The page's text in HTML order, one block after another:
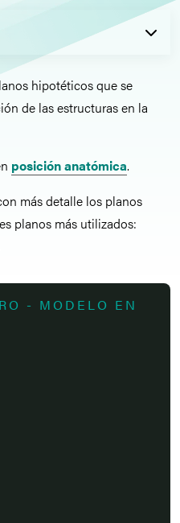
hipotéticos que se
de las estructuras en la
posición anatómica.
más detalle los planos
planos más utilizados:
- MODELO EN